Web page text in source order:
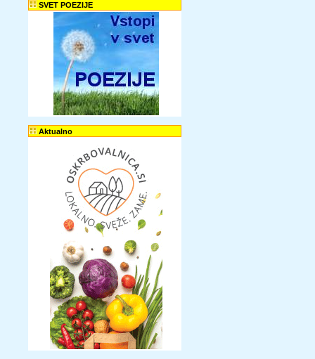
SVET POEZIJE
Aktualno